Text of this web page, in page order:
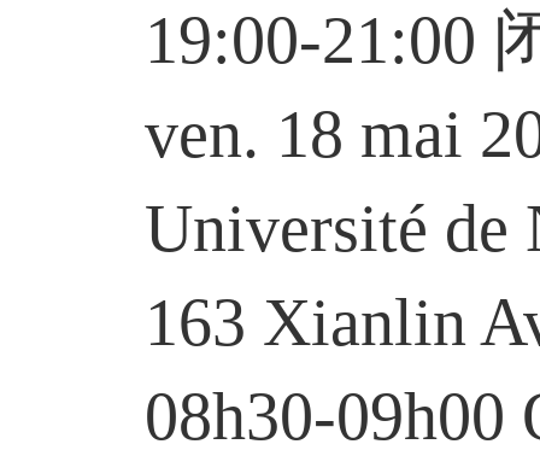
19:00-21:00
ven. 18 mai
Université de
163 Xianlin
08h30-09h00